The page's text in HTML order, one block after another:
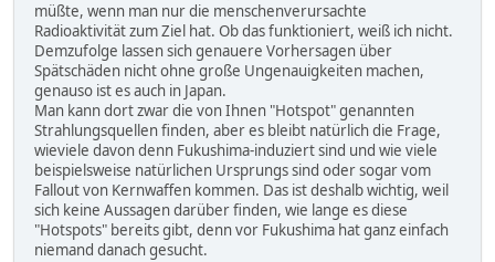
müßte, wenn man nur die menschenverursachte
Radioaktivität zum Ziel hat. Ob das funktioniert, weiß ich nicht.
Demzufolge lassen sich genauere Vorhersagen über
Spätschäden nicht ohne große Ungenauigkeiten machen,
genauso ist es auch in Japan.
Man kann dort zwar die von Ihnen "Hotspot" genannten
Strahlungsquellen finden, aber es bleibt natürlich die Frage,
wieviele davon denn Fukushima-induziert sind und wie viele
beispielsweise natürlichen Ursprungs sind oder sogar vom
Fallout von Kernwaffen kommen. Das ist deshalb wichtig, weil
sich keine Aussagen darüber finden, wie lange es diese
"Hotspots" bereits gibt, denn vor Fukushima hat ganz einfach
niemand danach gesucht.